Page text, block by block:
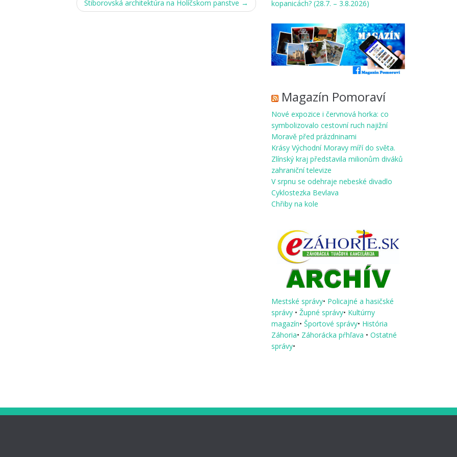
Stiborovská architektúra na Holíčskom panstve → kopanicách? (28.7. – 3.8.2026)
Magazín Pomoraví
Nové expozice i červnová horka: co
symbolizovalo cestovní ruch najižní
Moravě před prázdninami
Krásy Východní Moravy míří do světa.
Zlínský kraj představila milionům diváků
zahraniční televize
V srpnu se odehraje nebeské divadlo
Cyklostezka Bevlava
Chřiby na kole
Mestské správy• Policajné a hasičské
správy • Župné správy• Kultúrny
magazín• Športové správy• História
Záhoria• Záhorácka pŕhľava • Ostatné
správy•